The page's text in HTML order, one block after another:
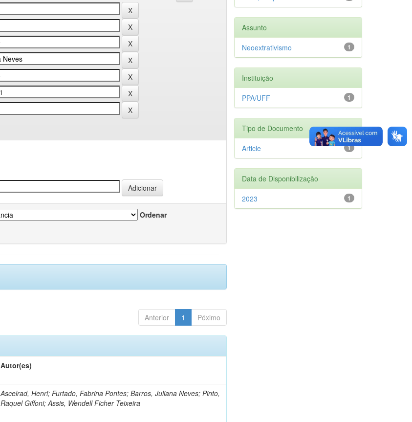
Ordenar
Anterior 1 Póximo
Autor(es)
Ascelrad, Henri; Furtado, Fabrina Pontes; Barros, Juliana Neves; Pinto,
Raquel Giffoni; Assis, Wendell Ficher Teixeira
Assunto
1
Neoextrativismo
Instituição
1
PPA/UFF
Tipo de Documento
1
Article
Data de Disponibilização
1
2023